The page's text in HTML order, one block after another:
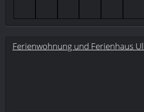
Ferienwohnung und Ferienhaus